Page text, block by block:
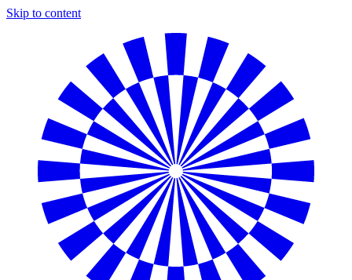
Skip to content